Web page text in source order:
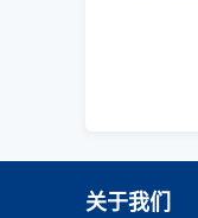
关于我们